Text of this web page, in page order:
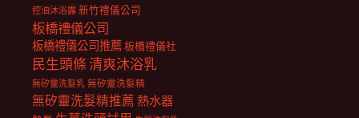
控油沐浴露 新竹禮儀公司
板橋禮儀公司
板橋禮儀公司推薦板橋禮儀社
民生頭條清爽沐浴乳
無矽靈洗髮乳 無矽靈洗髮精
無矽靈洗髮精推薦 熱水器